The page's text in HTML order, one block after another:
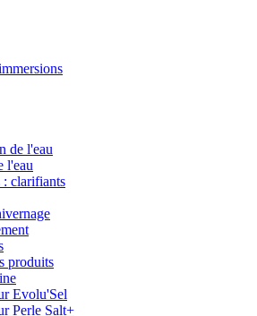
de l'eau
l'eau
clarifiants
produits
Evolu'Sel
Perle Salt+